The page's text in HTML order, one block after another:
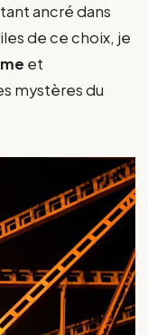
ancré dans
de ce choix, je
et
mystères du